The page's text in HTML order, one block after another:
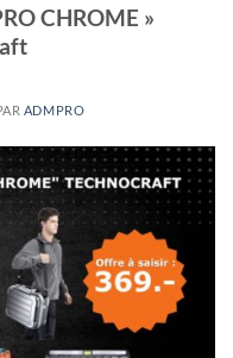
CHROME »
ADMPRO